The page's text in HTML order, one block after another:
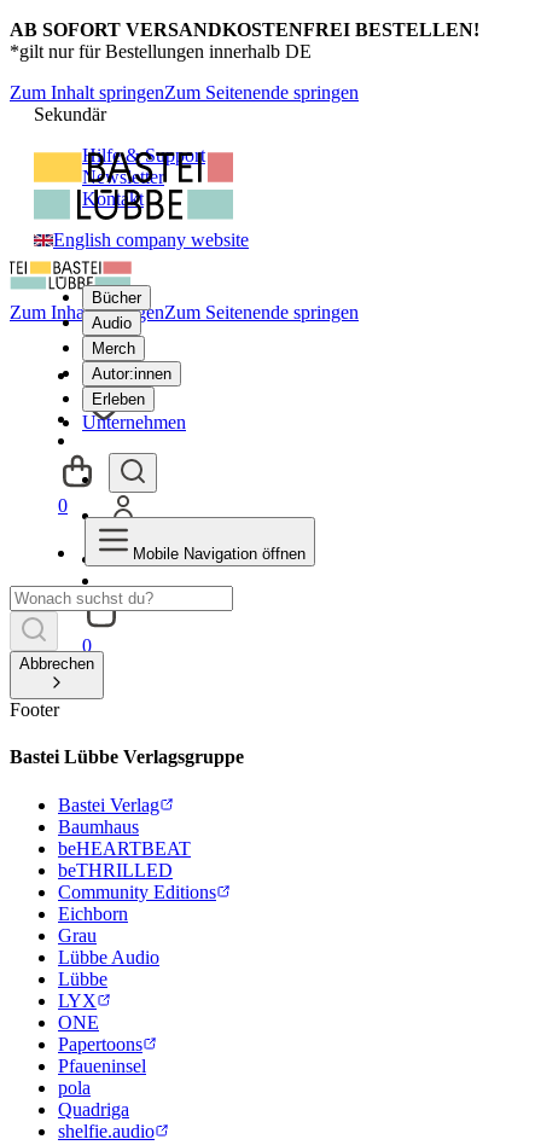
AB SOFORT VERSANDKOSTENFREI BESTELLEN!
*gilt nur für Bestellungen innerhalb DE
Zum Inhalt springenZum Seitenende springen
Sekundär
Hilfe & Support
Newsletter
Kontakt
English company website
Bücher
Audio
Merch
Autor:innen
Erleben
Unternehmen
0
Zum Inhalt springenZum Seitenende springen
0
Mobile Navigation öffnen
Abbrechen
Footer
Bastei Lübbe Verlagsgruppe
Bastei Verlag
Baumhaus
beHEARTBEAT
beTHRILLED
Community Editions
Eichborn
Grau
Lübbe Audio
Lübbe
LYX
ONE
Papertoons
Pfaueninsel
pola
Quadriga
shelfie.audio